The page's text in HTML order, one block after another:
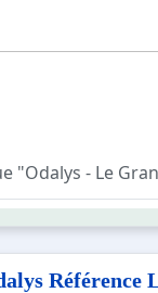
"Odalys - Le
Référence